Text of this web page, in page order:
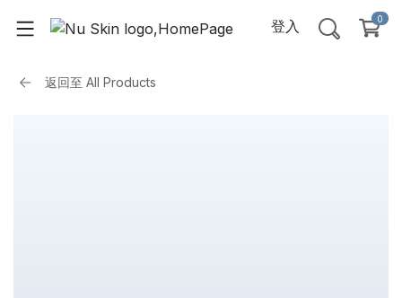
登入 0
返回至 All Products